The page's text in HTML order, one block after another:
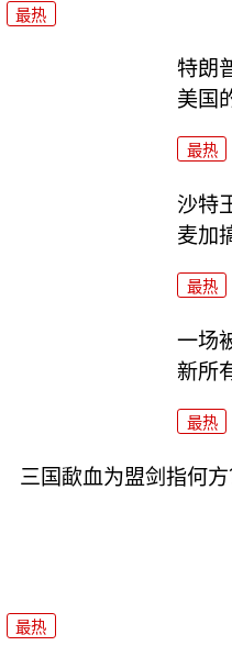
最热
特朗
美国
最热
沙特
麦加
最热
一场
新所
最热
三国歃血为盟剑指何
最热